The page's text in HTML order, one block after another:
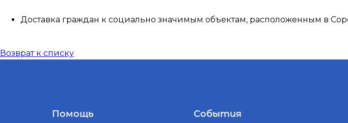
Доставка граждан к социально значимым объектам, расположенным в
Возврат к списку
Помощь События